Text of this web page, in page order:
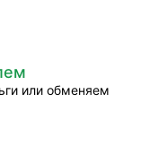
или обменяем